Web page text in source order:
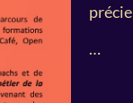
…